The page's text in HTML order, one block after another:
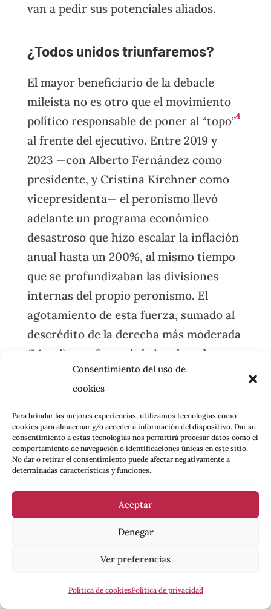
Consentimiento del uso de
cookies
Para brindar las mejores experiencias, utilizamos tecnologías como
cookies para almacenar y/o acceder a información del dispositivo. Dar su
consentimiento a estas tecnologías nos permitirá procesar datos como el
comportamiento de navegación o identificaciones únicas en este sitio.
No dar o retirar el consentimiento puede afectar negativamente a
determinadas características y funciones.
Aceptar
Denegar
Ver preferencias
Política de cookiesPolítica de privacidad
van a pedir sus potenciales aliados.
¿Todos unidos triunfaremos?
El mayor beneficiario de la debacle
mileísta no es otro que el movimiento
político responsable de poner al “topo”4
al frente del ejecutivo. Entre 2019 y
2023 —con Alberto Fernández como
presidente, y Cristina Kirchner como
vicepresidenta— el peronismo llevó
adelante un programa económico
desastroso que hizo escalar la inflación
anual hasta un 200%, al mismo tiempo
que se profundizaban las divisiones
internas del propio peronismo. El
agotamiento de esta fuerza, sumado al
descrédito de la derecha más moderada
(Macri), que fracasó de igual modo
entre 2015 y 2019, condujo al triunfo
popular al mediático Milei en las urnas.
El descrédito del peronismo todavía
continua latente en la mayor parte de la
población argentina. La reciente
tanto, de forma superficial, como un
alineamiento del pueblo con “su
doctrina”. Tanto Kicillof como los otros
líderes son conscientes de ello. Y por
perfil bajo y de laissez faire al oponente.